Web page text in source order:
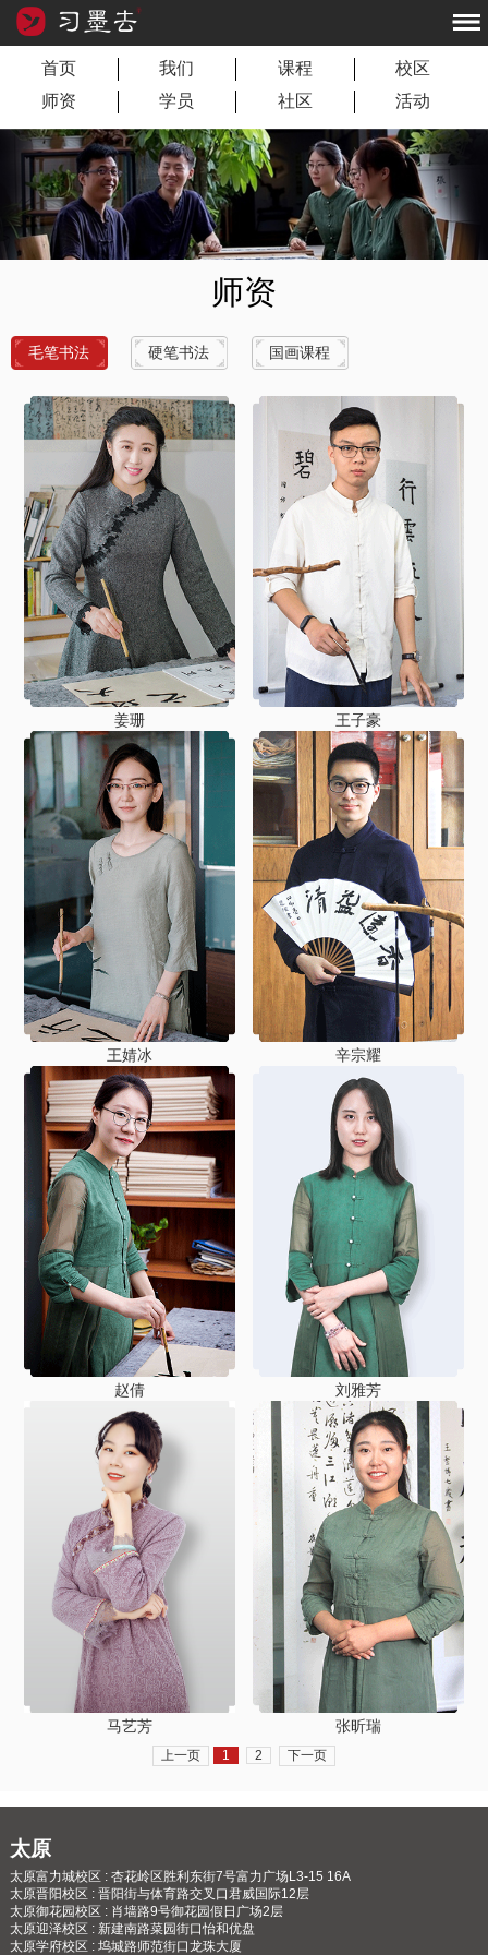
首页 我们 课程
校区
师资
学员 社区 活动
师资
毛笔书法 硬笔书法 国画课程
姜珊 王子豪
王婧冰 辛宗耀
赵倩 刘雅芳
马艺芳 张昕瑞
上一页 1 2 下一页
太原
太原富力城校区 : 杏花岭区胜利东街7号富力广场L3-15 16A
太原晋阳校区 : 晋阳街与体育路交叉口君威国际12层
太原御花园校区 : 肖墙路9号御花园假日广场2层
太原迎泽校区 : 新建南路菜园街口怡和优盘
太原学府校区 : 坞城路师范街口龙珠大厦